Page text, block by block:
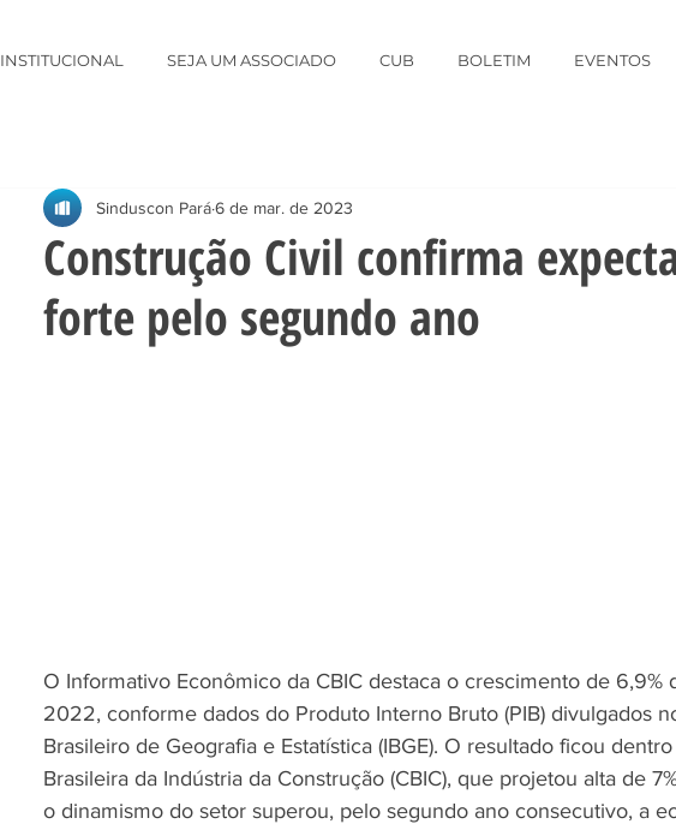
INSTITUCIONAL SEJA UM ASSOCIADO CUB BOLETIM EVENTOS
Construção Civil confirma
forte pelo segundo ano
Sinduscon Pará6 de mar. de 2023
O Informativo Econômico da CBIC destaca o crescimento de 6,9%
2022, conforme dados do Produto Interno Bruto (PIB) divulgados
Brasileiro de Geografia e Estatística (IBGE). O resultado ficou
Brasileira da Indústria da Construção (CBIC), que projetou alta de
o dinamismo do setor superou, pelo segundo ano consecutivo, a